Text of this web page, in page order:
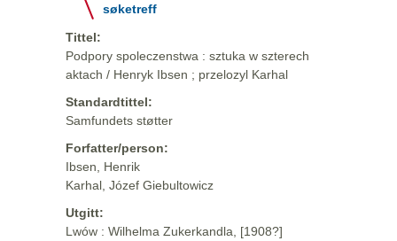
søketreff
Tittel:
Podpory spoleczenstwa : sztuka w szterech
aktach / Henryk Ibsen ; przelozyl Karhal
Standardtittel:
Samfundets støtter
Forfatter/person:
Ibsen, Henrik
Karhal, Józef Giebultowicz
Utgitt:
Lwów : Wilhelma Zukerkandla, [1908?]